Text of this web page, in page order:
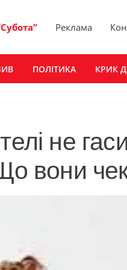
Реклама
ПОЛІТИКА КРИК
не
вони